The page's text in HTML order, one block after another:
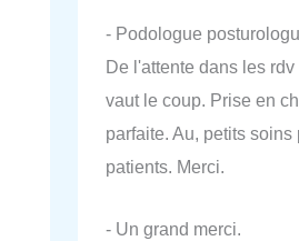
- Podologue
De l'attente dans les rdv
vaut le coup. Prise en
parfaite. Au, petits soins
patients. Merci.
- Un grand merci.